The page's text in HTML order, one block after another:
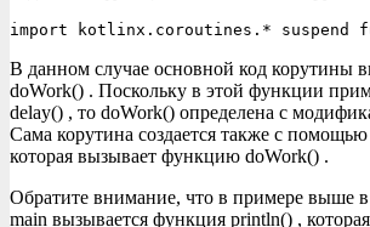
import kotlinx.coroutines.* suspend
В данном случае основной код корутины
doWork() . Поскольку в этой функции
delay() , то doWork() определена с
Сама корутина создается также с
которая вызывает функцию doWork() .
Обратите внимание, что в примере выше
main вызывается функция println() ,